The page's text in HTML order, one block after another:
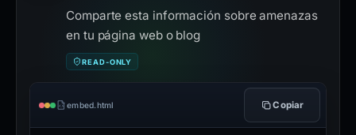
Comparte esta información sobre amenazas
en tu página web o blog
READ-ONLY
embed.html Copiar